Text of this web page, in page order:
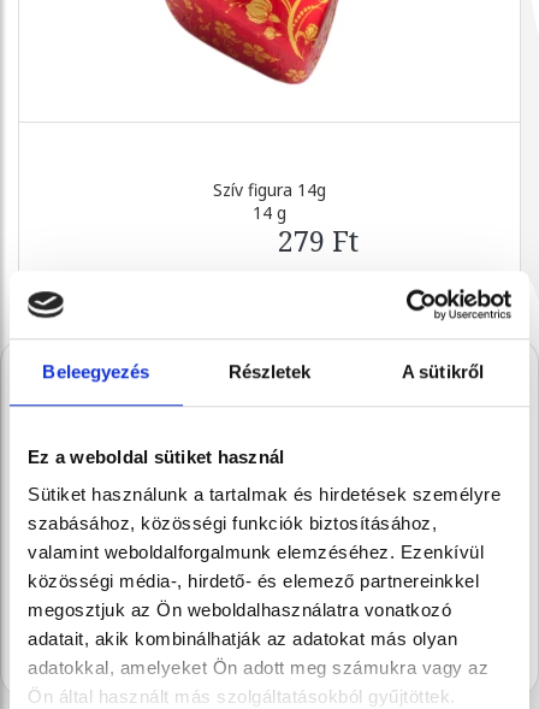
Beleegyezés Részletek A sütikről
Ez a weboldal sütiket használ
Sütiket használunk a tartalmak és hirdetések személyre
szabásához, közösségi funkciók biztosításához,
valamint weboldalforgalmunk elemzéséhez. Ezenkívül
közösségi média-, hirdető- és elemező partnereinkkel
megosztjuk az Ön weboldalhasználatra vonatkozó
adatait, akik kombinálhatják az adatokat más olyan
adatokkal, amelyeket Ön adott meg számukra vagy az
Ön által használt más szolgáltatásokból gyűjtöttek.
Szív figura 14g
14 g
279 Ft
készül valami.
Iratkozz fel, és elsőként értesülsz a
szezon legédesebb újdonságairól.
FELIRATKOZOM